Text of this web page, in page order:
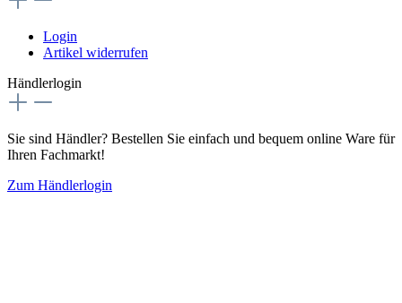
Login
Artikel widerrufen
Händlerlogin
Sie sind Händler? Bestellen Sie einfach und bequem online Ware für
Ihren Fachmarkt!
Zum Händlerlogin